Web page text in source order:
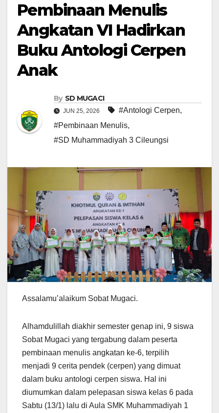
Pembinaan Menulis
Angkatan VI Hadirkan
Buku Antologi Cerpen
Anak
By SD MUGACI
JUN 25, 2026 #Antologi Cerpen,
#Pembinaan Menulis,
#SD Muhammadiyah 3 Cileungsi
Assalamu’alaikum Sobat Mugaci.
Alhamdulillah diakhir semester genap ini, 9 siswa
Sobat Mugaci yang tergabung dalam peserta
pembinaan menulis angkatan ke-6, terpilih
menjadi 9 cerita pendek (cerpen) yang dimuat
dalam buku antologi cerpen siswa. Hal ini
diumumkan dalam pelepasan siswa kelas 6 pada
Sabtu (13/1) lalu di Aula SMK Muhammadiyah 1